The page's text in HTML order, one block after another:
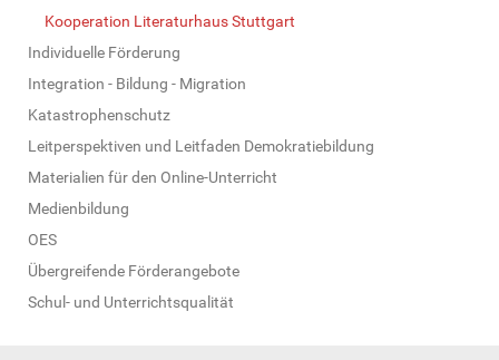
Kooperation Literaturhaus Stuttgart
Individuelle Förderung
Integration - Bildung - Migration
Katastrophenschutz
Leitperspektiven und Leitfaden Demokratiebildung
Materialien für den Online-Unterricht
Medienbildung
OES
Übergreifende Förderangebote
Schul- und Unterrichtsqualität